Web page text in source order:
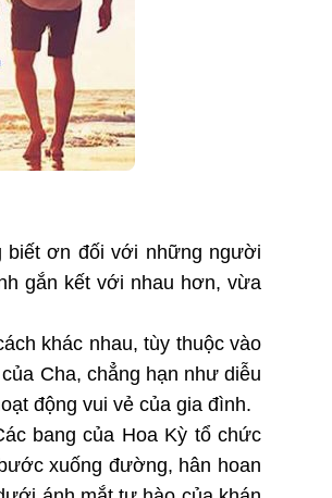
biết ơn đối với những người
gắn kết với nhau hơn, vừa
khác nhau, tùy thuộc vào
Cha, chẳng hạn như diễu
động vui vẻ của gia đình.
bang của Hoa Kỳ tổ chức
xuống đường, hân hoan